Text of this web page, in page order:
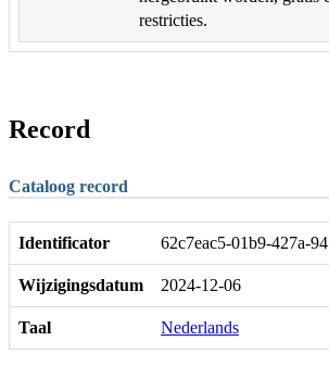
restricties.
Record
Cataloog record
Identificator 62c7eac5-01b9-427a-
Wijzigingsdatum 2024-12-06
Taal Nederlands